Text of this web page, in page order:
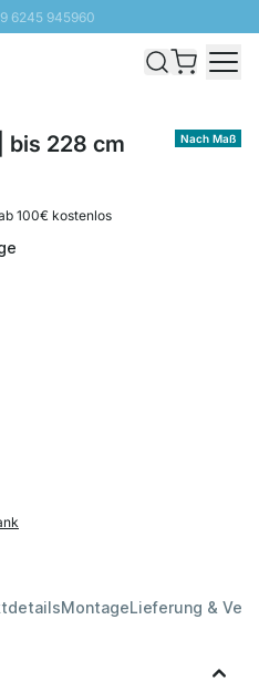
6245 945960
Gratis Versand ab 100€
Nach Maß
bis 228 cm
100€ kostenlos
MontageLieferung &